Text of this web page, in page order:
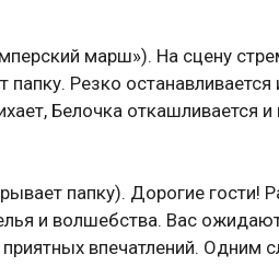
марш»). На сцену
Резко останавливается
Белочка откашливается и
папку). Дорогие гости!
и волшебства. Вас
впечатлений. Одним